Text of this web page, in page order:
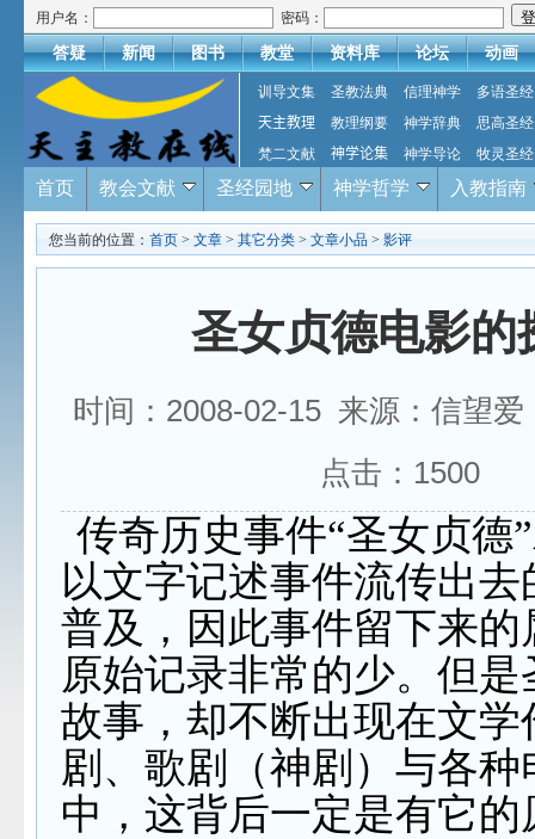
用户名： 密码：
答疑 新闻 图书 教堂 资料库 论坛 动画
训导文集 圣教法典 信理神学
多语圣经
天主教理
教理纲要 神学辞典
思高圣经
梵二文献
神学论集 神学导论 牧灵圣经
首页 教会文献 圣经园地 神学哲学 入教指南
您当前的位置： 首页 > 文章 > 其它分类 > 文章小品 > 影评
圣女贞德电影的
时间：2008-02-15 来源：信望
点击： 1500
传奇历史事件“圣女贞德
以文字记述事件流传出
普及，因此事件留下来的
原始记录非常的少。但
故事，却不断出现在文学
剧、歌剧（神剧）与各种
中，这背后一定是有它的